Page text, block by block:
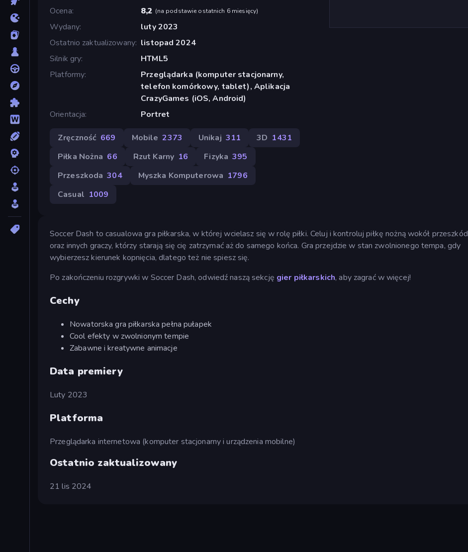
Ocena
8,2 (na podstawie ostatnich 6 miesięcy)
Wydany
luty 2023
Ostatnio zaktualizowany listopad 2024
Silnik gry
HTML5
Platformy
Przeglądarka (komputer stacjonarny,
telefon komórkowy, tablet), Aplikacja
CrazyGames (iOS, Android)
Orientacja
Portret
Zręczność 669 Mobile 2373 Unikaj 311 3D 1431
Piłka Nożna 66 Rzut Karny 16 Fizyka 395
Przeszkoda 304 Myszka Komputerowa 1796
Casual 1009
Soccer Dash to casualowa gra piłkarska, w której wcielasz się w rolę piłki. Celuj i kontroluj piłkę nożną wokół przeszkód
oraz innych graczy, którzy starają się cię zatrzymać aż do samego końca. Gra przejdzie w stan zwolnionego tempa, gdy
wybierzesz kierunek kopnięcia, dlatego też nie spiesz się.
Po zakończeniu rozgrywki w Soccer Dash, odwiedź naszą sekcję gier piłkarskich, aby zagrać w więcej!
Cechy
Nowatorska gra piłkarska pełna pułapek
Cool efekty w zwolnionym tempie
Zabawne i kreatywne animacje
Data premiery
Luty 2023
Platforma
Przeglądarka internetowa (komputer stacjonarny i urządzenia mobilne)
Ostatnio zaktualizowany
21 lis 2024